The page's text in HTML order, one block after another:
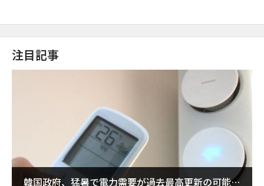
注目記事
韓国政府、猛暑で電力需要が過去最高更新の可能性